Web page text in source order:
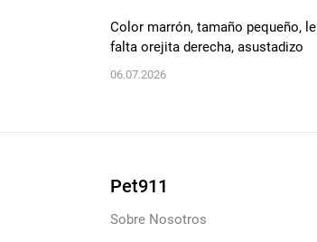
Color marrón, tamaño pequeño, le
falta orejita derecha, asustadizo
06.07.2026
Pet911
Sobre Nosotros